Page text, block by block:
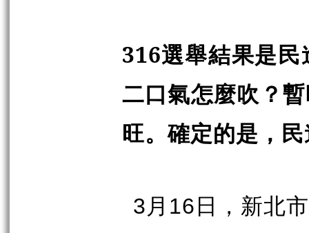
316選舉結果是
二口氣怎麼吹？
旺。確定的是，
3 月 16 日，新北